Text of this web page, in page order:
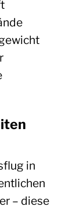
in
– diese